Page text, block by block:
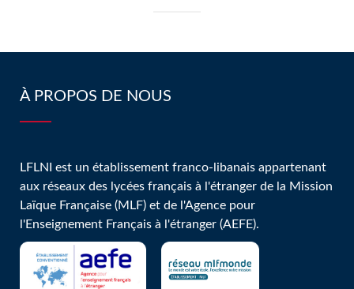
À PROPOS DE NOUS
LFLNI est un établissement franco-libanais appartenant
aux réseaux des lycées français à l'étranger de la Mission
Laïque Française (MLF) et de l'Agence pour
l'Enseignement Français à l'étranger (AEFE).